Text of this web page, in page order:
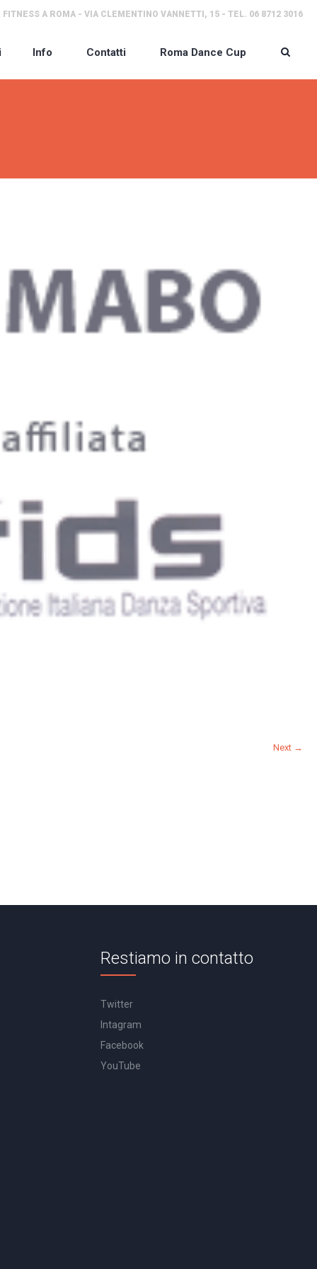
FITNESS A ROMA - VIA CLEMENTINO VANNETTI, 15 - TEL. 06 8712 3016
Info Contatti Roma Dance Cup
Next →
Restiamo in contatto
Twitter
Intagram
Facebook
YouTube